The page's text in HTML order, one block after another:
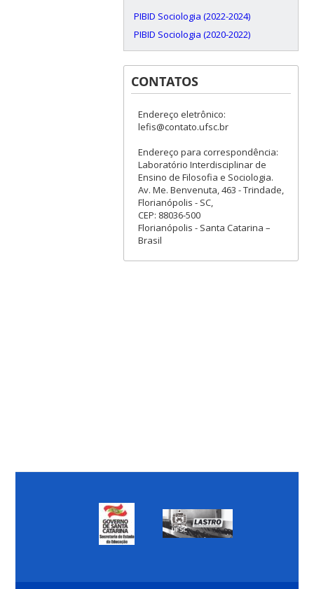
PIBID Sociologia (2022-2024)
PIBID Sociologia (2020-2022)
CONTATOS
Endereço eletrônico:
lefis@contato.ufsc.br
Endereço para correspondência:
Laboratório Interdisciplinar de
Ensino de Filosofia e Sociologia.
Av. Me. Benvenuta, 463 - Trindade,
Florianópolis - SC,
CEP: 88036-500
Florianópolis - Santa Catarina –
Brasil